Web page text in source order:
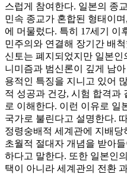
스럽게 참여한다. 일본의 종
민속 종교가 혼합된 형태이
에 머물렀다. 특히 17세기 이
민주의와 연결해 장기간 배
신토는 폐지되었지만 일본
니미즘과 범신론이 깊게 남
용적인 특징을 지니고 있어
적 성공과 건강, 시험 합격과
로 이해한다. 이런 이유로 일
국가로 불린다고 설명한다.
정령숭배적 세계관에 지배당
초월적 절대자 개념을 받아
하다고 말한다. 또한 일본인
택이 아니라 세계관의 전환